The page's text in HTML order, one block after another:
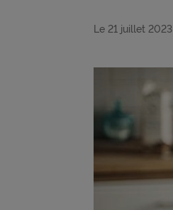
Le 21 juillet 2023